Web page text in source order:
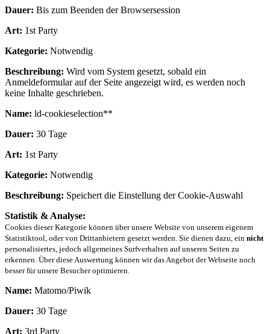
Dauer: Bis zum Beenden der Browsersession
Art: 1st Party
Kategorie: Notwendig
Beschreibung: Wird vom System gesetzt, sobald ein
Anmeldeformular auf der Seite angezeigt wird, es werden noch
keine Inhalte geschrieben.
Name: ld-cookieselection**
Dauer: 30 Tage
Art: 1st Party
Kategorie: Notwendig
Beschreibung: Speichert die Einstellung der Cookie-Auswahl
Statistik & Analyse:
Cookies dieser Kategorie können über unsere Website von unserem eigenem
Statistiktool, oder von Drittanbietern gesetzt werden. Sie dienen dazu, ein nicht
personalisiertes, jedoch allgemeines Surfverhalten auf unseren Seiten zu
erkennen. Über diese Auswertung können wir das Angebot der Webseite noch
besser für unsere Besucher optimieren.
Name: Matomo/Piwik
Dauer: 30 Tage
Art: 3rd Party